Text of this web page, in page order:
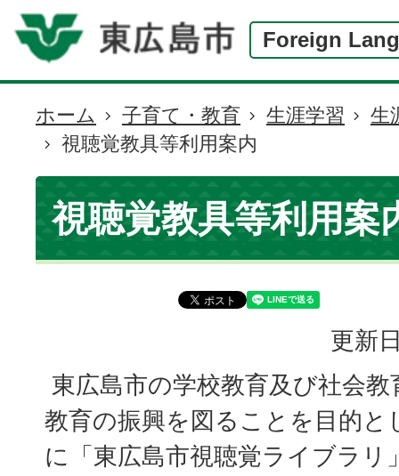
Foreign
現
在
の
位
置
ホーム 子育て・教育 生涯学習
生
視聴覚教具等利用案内
視聴覚教具等利用案
更新
東広島市の学校教育及び社会
教育の振興を図ることを目的と
に「東広島市視聴覚ライブラリ